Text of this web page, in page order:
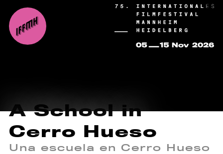
A School in
Cerro Hueso
Una escuela en Cerro Hueso